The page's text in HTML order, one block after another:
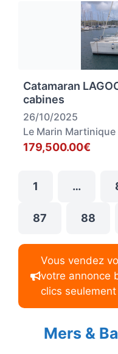
Catamaran
cabines
26/10/2025
Le Marin Martinique
179,500.00€
1 …
87 88
Vous vendez
votre annonce
clics seulement
Mers &